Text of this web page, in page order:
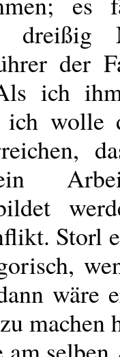
dreißig
der
ich
wolle
Storl
wäre
machen